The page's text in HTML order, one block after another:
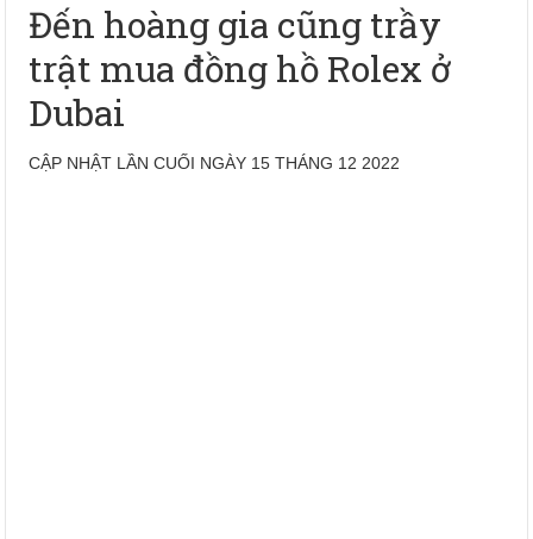
Đến hoàng gia cũng trầy
trật mua đồng hồ Rolex ở
Dubai
CẬP NHẬT LẦN CUỐI NGÀY 15 THÁNG 12 2022